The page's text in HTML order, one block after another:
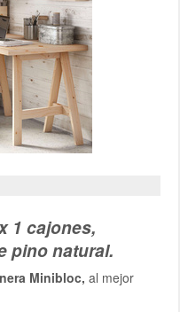
1 cajones,
pino natural.
Minibloc, al mejor